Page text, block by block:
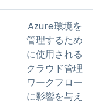
Azure環境を
管理するため
に使用される
クラウド管理
ワークフロー
に影響を与え